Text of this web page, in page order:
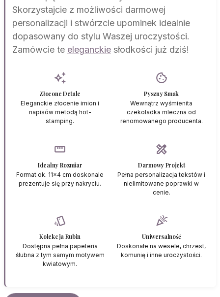
Skorzystajcie z możliwości darmowej
personalizacji i stwórzcie upominek idealnie
dopasowany do stylu Waszej uroczystości.
Zamówcie te eleganckie słodkości już dziś!
auto_awesome
Złocone Detale
Eleganckie złocenie imion i
napisów metodą hot-
stamping.
cookie
Pyszny Smak
Wewnątrz wyśmienita
czekoladka mleczna od
renomowanego producenta.
straighten
Idealny Rozmiar
Format ok. 11x4 cm doskonale
prezentuje się przy nakryciu.
design_services
Darmowy Projekt
Pełna personalizacja tekstów i
nielimitowane poprawki w
cenie.
style
Kolekcja Rubin
Dostępna pełna papeteria
ślubna z tym samym motywem
kwiatowym.
celebration
Uniwersalność
Doskonałe na wesele, chrzest,
komunię i inne uroczystości.